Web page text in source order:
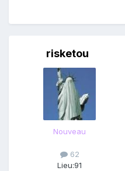
risketou
Nouveau
62
Lieu:91